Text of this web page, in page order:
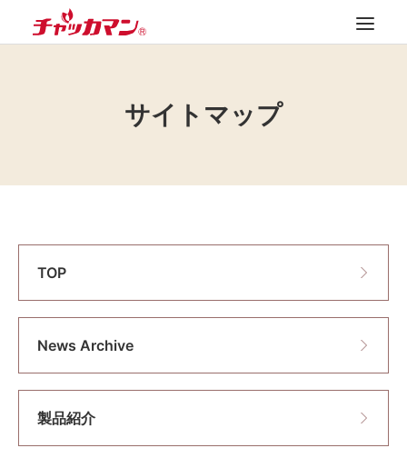
News Archive
FAQ
お問い合わせ
SEARCH
サイトマップ
TOP
News Archive
製品紹介